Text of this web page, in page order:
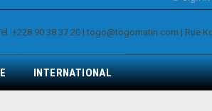
INTERNATIONAL